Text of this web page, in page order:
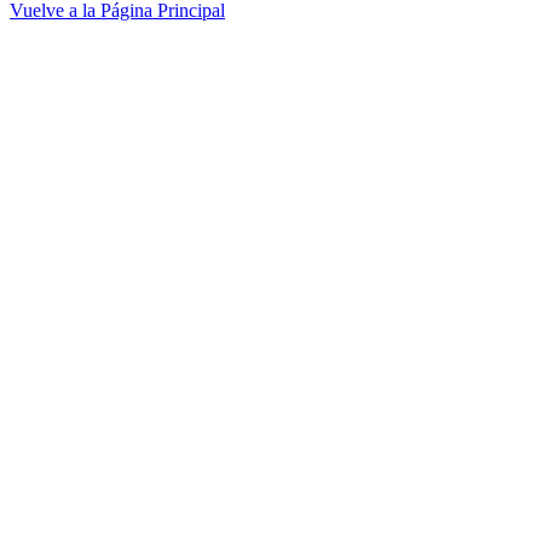
Vuelve a la Página Principal